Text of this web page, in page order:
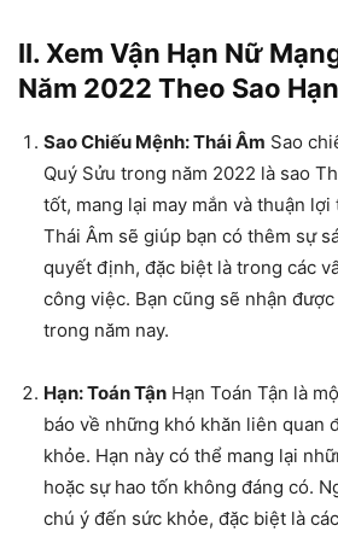
II. Xem Vận Hạn Nữ
Năm 2022 Theo Sao Hạn
Sao Chiếu Mệnh: Thái Âm Sao
Quý Sửu trong năm 2022 là sao
tốt, mang lại may mắn và thuận
Thái Âm sẽ giúp bạn có thêm sự
quyết định, đặc biệt là trong các
công việc. Bạn cũng sẽ nhận
trong năm nay.
Hạn: Toán Tận Hạn Toán Tận là
báo về những khó khăn liên quan
khỏe. Hạn này có thể mang lại
hoặc sự hao tốn không đáng có.
chú ý đến sức khỏe, đặc biệt là